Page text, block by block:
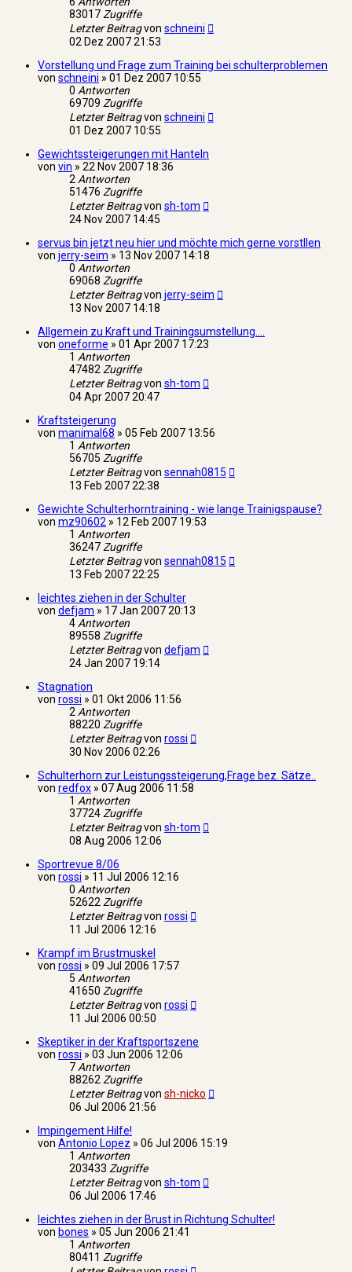
83017Zugriffe
Letzter Beitragvon schneini
02 Dez 2007 21:53
Vorstellung und Frage zum Training bei schulterproblemen
von schneini » 01 Dez 2007 10:55
0 Antworten
69709 Zugriffe
Letzter Beitragvon schneini
01 Dez 2007 10:55
Gewichtssteigerungen mit Hanteln
von vin » 22 Nov 2007 18:36
2Antworten
51476 Zugriffe
Letzter Beitragvon sh-tom
24 Nov 2007 14:45
servus bin jetzt neu hier und möchte mich gerne vorstllen
von jerry-seim » 13 Nov 2007 14:18
0 Antworten
69068 Zugriffe
Letzter Beitragvon jerry-seim
13 Nov 2007 14:18
Allgemein zu Kraft und Trainingsumstellung....
von oneforme » 01 Apr 2007 17:23
1 Antworten
47482Zugriffe
Letzter Beitragvon sh-tom
04 Apr 2007 20:47
Kraftsteigerung
von manimal68 » 05 Feb 2007 13:56
1 Antworten
56705 Zugriffe
Letzter Beitragvon sennah0815
13 Feb 2007 22:38
Gewichte Schulterhorntraining - wie lange Trainigspause?
von mz90602 » 12 Feb 2007 19:53
1 Antworten
36247Zugriffe
Letzter Beitragvon sennah0815
13 Feb 2007 22:25
leichtes ziehen in der Schulter
von defjam » 17 Jan 2007 20:13
4Antworten
89558 Zugriffe
Letzter Beitragvon defjam
24 Jan 2007 19:14
Stagnation
von rossi » 01 Okt 2006 11:56
2Antworten
88220 Zugriffe
Letzter Beitragvon rossi
30 Nov 2006 02:26
Schulterhorn zur Leistungssteigerung,Frage bez. Sätze..
von redfox » 07 Aug 2006 11:58
1 Antworten
37724Zugriffe
Letzter Beitragvon sh-tom
08 Aug 2006 12:06
Sportrevue 8/06
von rossi » 11 Jul 2006 12:16
0 Antworten
52622Zugriffe
Letzter Beitragvon rossi
11 Jul 2006 12:16
Krampf im Brustmuskel
von rossi » 09 Jul 2006 17:57
5 Antworten
41650 Zugriffe
Letzter Beitragvon rossi
11 Jul 2006 00:50
Skeptiker in der Kraftsportszene
von rossi » 03 Jun 2006 12:06
7Antworten
88262Zugriffe
Letzter Beitragvon sh-nicko
06 Jul 2006 21:56
Impingement Hilfe!
von Antonio Lopez » 06 Jul 2006 15:19
1 Antworten
203433 Zugriffe
Letzter Beitragvon sh-tom
06 Jul 2006 17:46
leichtes ziehen in der Brust in Richtung Schulter!
von bones » 05 Jun 2006 21:41
1 Antworten
80411 Zugriffe